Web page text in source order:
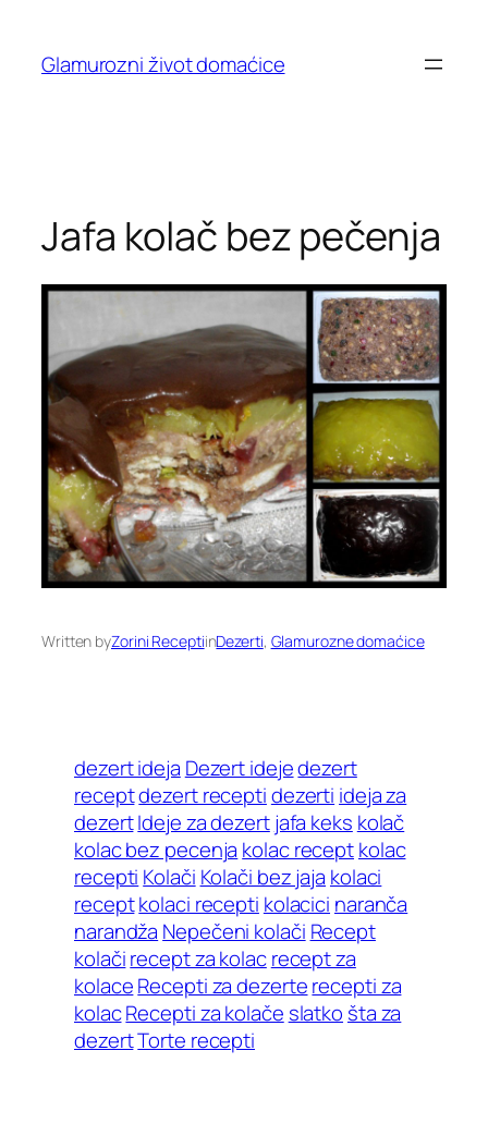
content
Glamurozni život domaćice
Jafa kolač bez pečenja
Written byZorini ReceptiinDezerti, Glamurozne domaćice
dezert ideja Dezert idejedezert
receptdezert receptidezerti ideja za
dezertIdeje za dezertjafa keks kolač
kolac bez pecenja kolac receptkolac
recepti Kolači Kolači bez jaja kolaci
receptkolaci recepti kolacici naranča
narandža Nepečeni kolači Recept
kolačirecept za kolacrecept za
kolaceRecepti za dezerterecepti za
kolacRecepti za kolače slatko šta za
dezertTorte recepti